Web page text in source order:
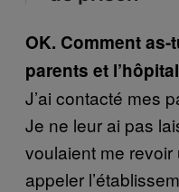
OK. Comment as-
parents et
J’ai contacté mes
Je ne leur ai pas
voulaient me
appeler